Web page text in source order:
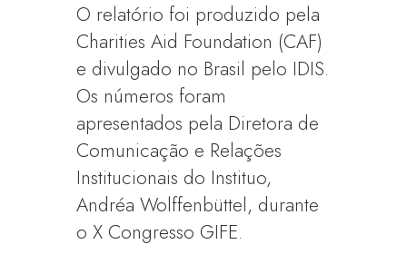
O relatório foi produzido pela
Charities Aid Foundation (CAF)
e divulgado no Brasil pelo IDIS.
Os números foram
apresentados pela Diretora de
Comunicação e Relações
Institucionais do Instituo,
Andréa Wolffenbüttel, durante
o X Congresso GIFE.